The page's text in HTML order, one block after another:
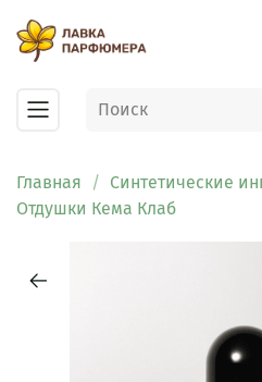
Главная
Синтетические
Отдушки Кема Клаб